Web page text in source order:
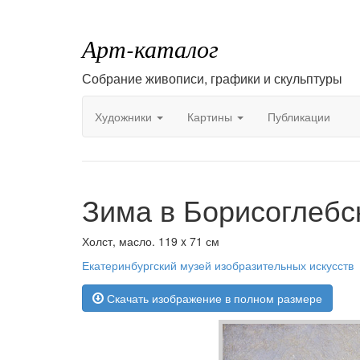
Арт-каталог
Собрание живописи, графики и скульптуры
Художники Картины Публикации
Зима в
Холст, масло. 119 x 71 см
Екатеринбургский музей изобразительных искусств
Скачать изображение в полном размере